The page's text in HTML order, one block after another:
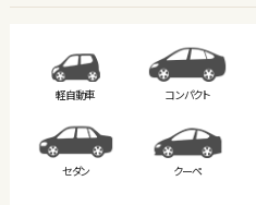
軽自動車 コンパクト
セダン クーペ